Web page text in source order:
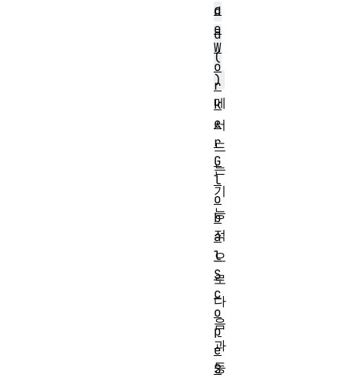
d
d
(
)
메
서
드
는
기
능
적
으
로
다
음
과
동
c
e
W
o
r
k
e
r
G
l
o
b
a
l
S
c
o
p
e
S